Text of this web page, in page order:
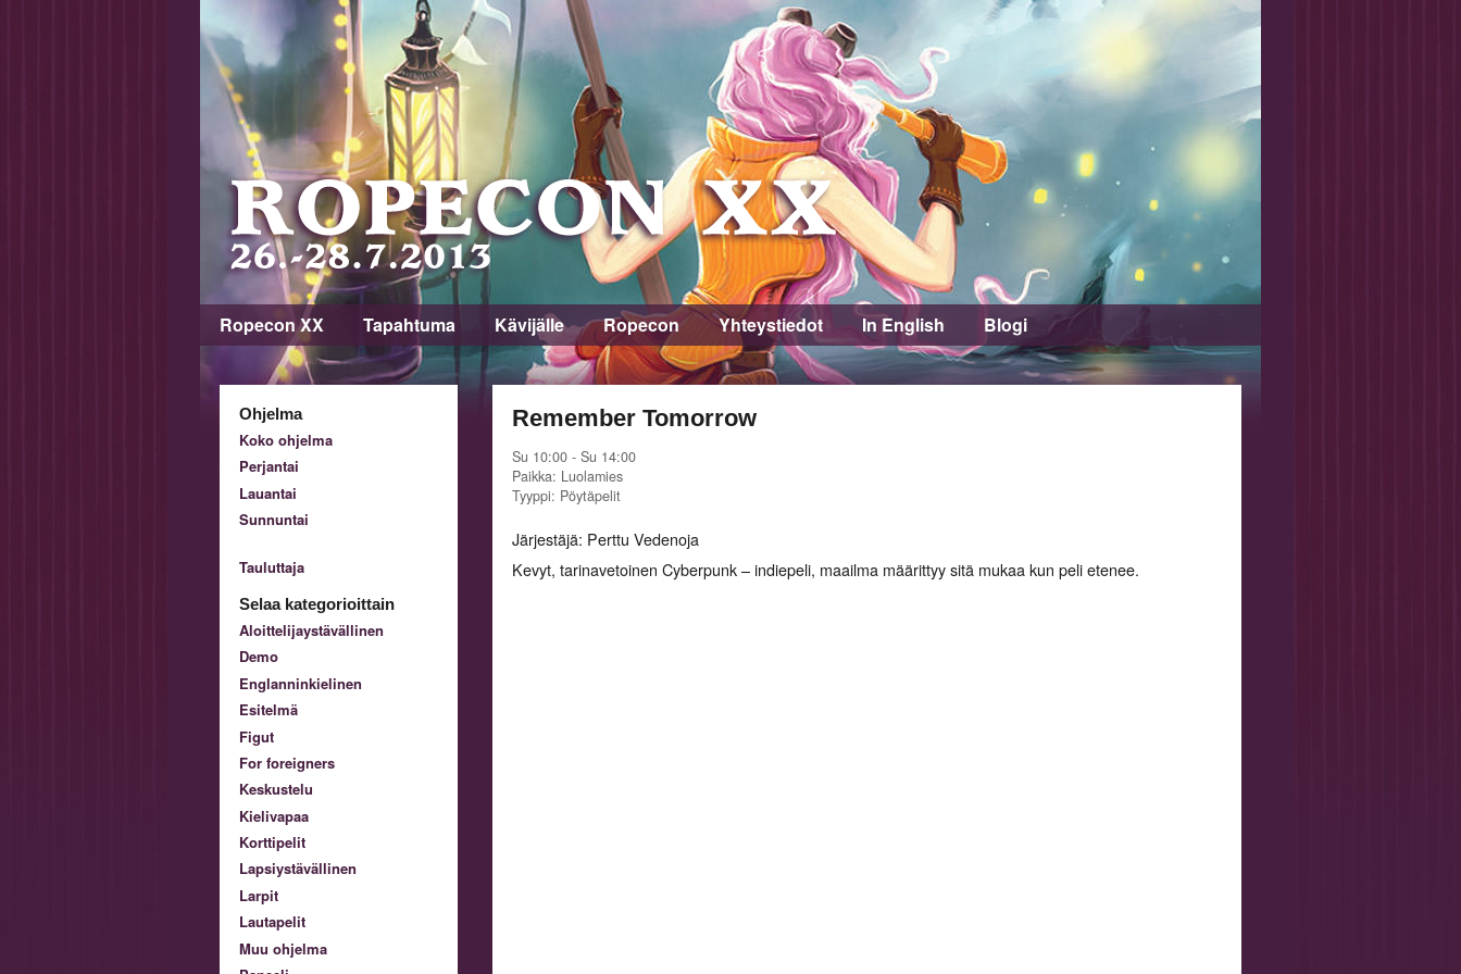
Ropecon XX Tapahtuma Kävijälle Ropecon Yhteystiedot In English Blogi
Ohjelma
Koko ohjelma
Perjantai
Lauantai
Sunnuntai
Tauluttaja
Selaa kategorioittain
Aloittelijaystävällinen
Demo
Englanninkielinen
Esitelmä
Figut
For foreigners
Keskustelu
Kielivapaa
Korttipelit
Lapsiystävällinen
Larpit
Lautapelit
Muu ohjelma
Remember Tomorrow
Su 10:00 - Su 14:00
Paikka: Luolamies
Tyyppi: Pöytäpelit
Järjestäjä: Perttu Vedenoja
Kevyt, tarinavetoinen Cyberpunk – indiepeli, maailma määrittyy sitä mukaa kun peli etenee.